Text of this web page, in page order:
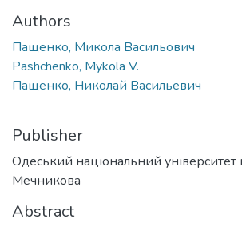
Authors
Пащенко, Микола Васильович
Pashchenko, Mykola V.
Пащенко, Николай Васильевич
Publisher
Одеський національний університет
Мечникова
Abstract